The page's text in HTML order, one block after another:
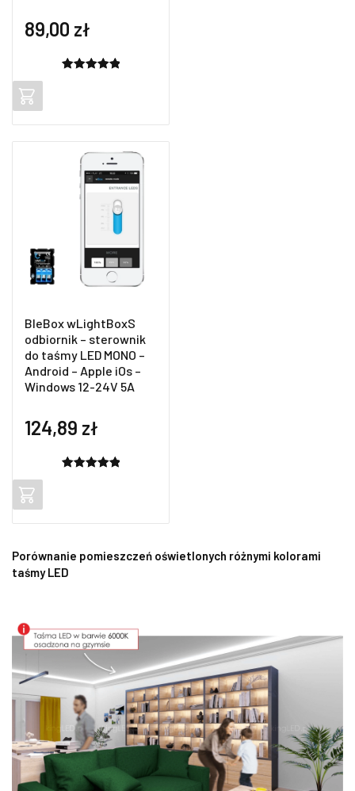
89,00 zł
klientów
BleBox wLightBoxS
odbiornik – sterownik
do taśmy LED MONO –
Android – Apple iOs –
Windows 12-24V 5A
124,89 zł
klientów
Porównanie pomieszczeń oświetlonych różnymi kolorami
taśmy LED